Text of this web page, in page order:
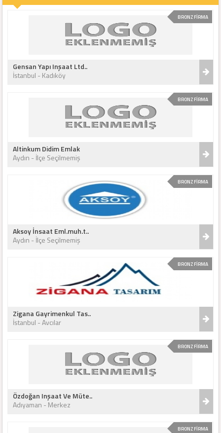
BRONZ FİRMA
Gensan Yapı Inşaat Ltd..
İstanbul - Kadıköy
BRONZ FİRMA
Altinkum Didim Emlak
Aydın - İlçe Seçilmemiş
BRONZ FİRMA
Aksoy İnsaat Eml.muh.t..
Aydın - İlçe Seçilmemiş
BRONZ FİRMA
Zigana Gayrimenkul Tas..
İstanbul - Avcılar
BRONZ FİRMA
Özdoğan Inşaat Ve Müte..
Adıyaman - Merkez
BRONZ FİRMA